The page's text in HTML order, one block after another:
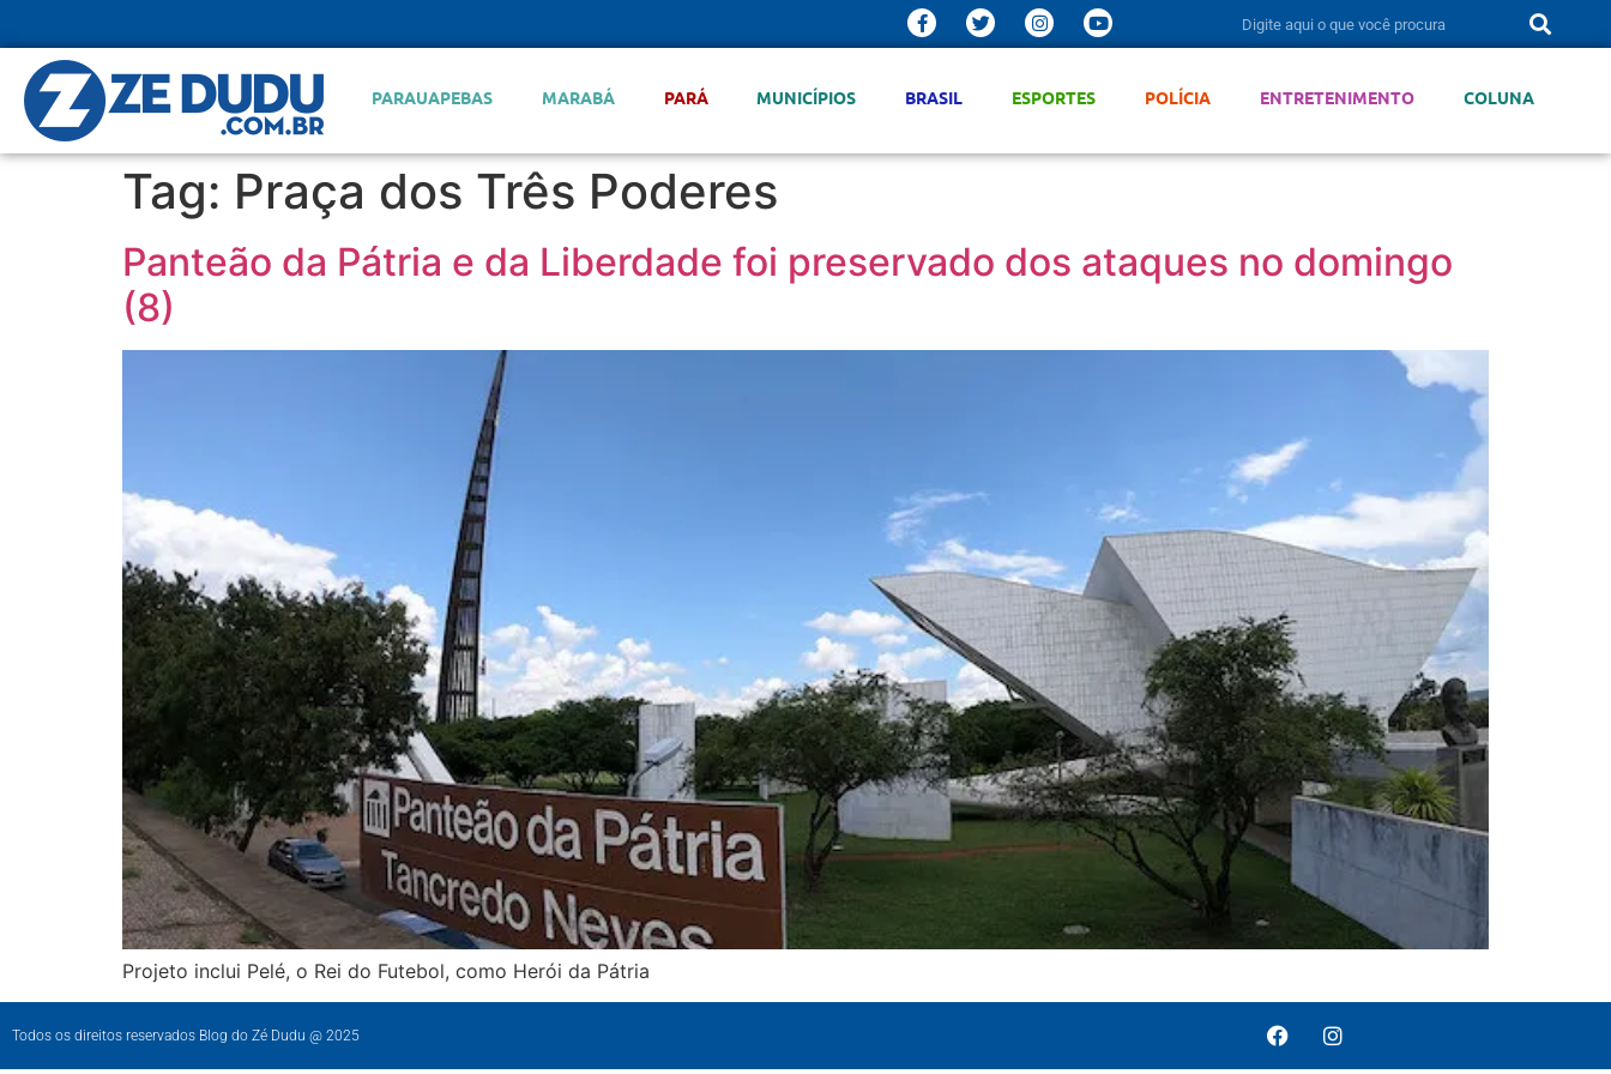
PARAUAPEBAS MARABÁ PARÁ MUNICÍPIOS BRASIL ESPORTES POLÍCIA ENTRETENIMENTO COLUNA
Tag: Praça dos Três Poderes
Panteão da Pátria e da Liberdade foi preservado dos ataques no domingo
(8)
Projeto inclui Pelé, o Rei do Futebol, como Herói da Pátria
Todos os direitos reservados Blog do Zé Dudu @ 2025